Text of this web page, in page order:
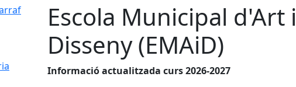
Escola Municipal d'Art i
Disseny (EMAiD)
Informació actualitzada curs 2026-2027